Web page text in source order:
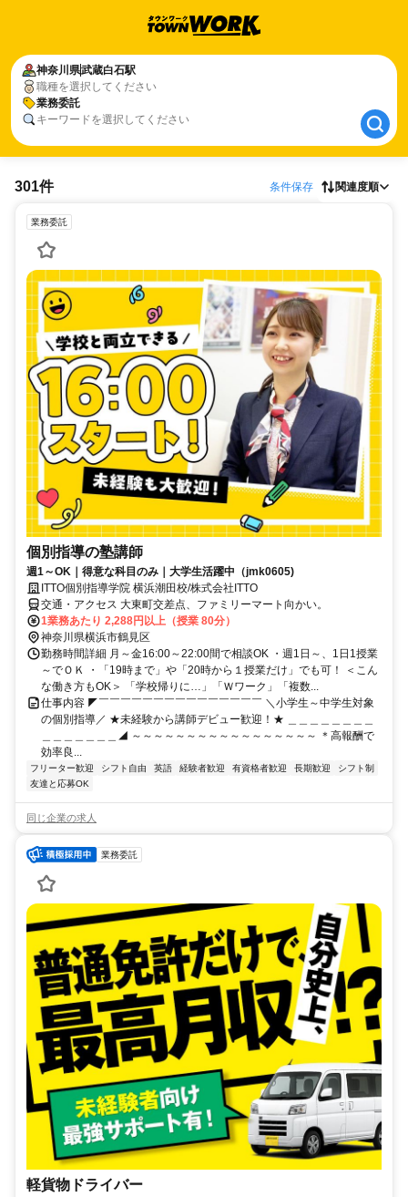
神奈川県武蔵白石駅
職種を選択してください
業務委託
キーワードを選択してください
神奈川県武蔵白石駅
業務委託
301件 条件保存 関連度順
業務委託
個別指導の塾講師
週1～OK｜得意な科目のみ｜大学生活躍中（jmk0605)
ITTO個別指導学院 横浜潮田校/株式会社ITTO
交通・アクセス 大東町交差点、ファミリーマート向かい。
1業務あたり 2,288円以上（授業 80分）
神奈川県横浜市鶴見区
勤務時間詳細 月～金16:00～22:00間で相談OK ・週1日～、1日1授業
～でＯＫ ・「19時まで」や「20時から１授業だけ」でも可！ ＜こん
な働き方もOK＞ 「学校帰りに…」「Ｗワーク」「複数...
仕事内容 ◤￣￣￣￣￣￣￣￣￣￣￣￣￣￣￣ ＼小学生～中学生対象
の個別指導／ ★未経験から講師デビュー歓迎！★ ＿＿＿＿＿＿＿＿
＿＿＿＿＿＿＿◢ ～～～～～～～～～～～～～～～～～ ＊高報酬で
効率良...
フリーター歓迎 シフト自由 英語 経験者歓迎 有資格者歓迎 長期歓迎
シフト制
友達と応募OK
同じ企業の求人
業務委託
軽貨物ドライバー